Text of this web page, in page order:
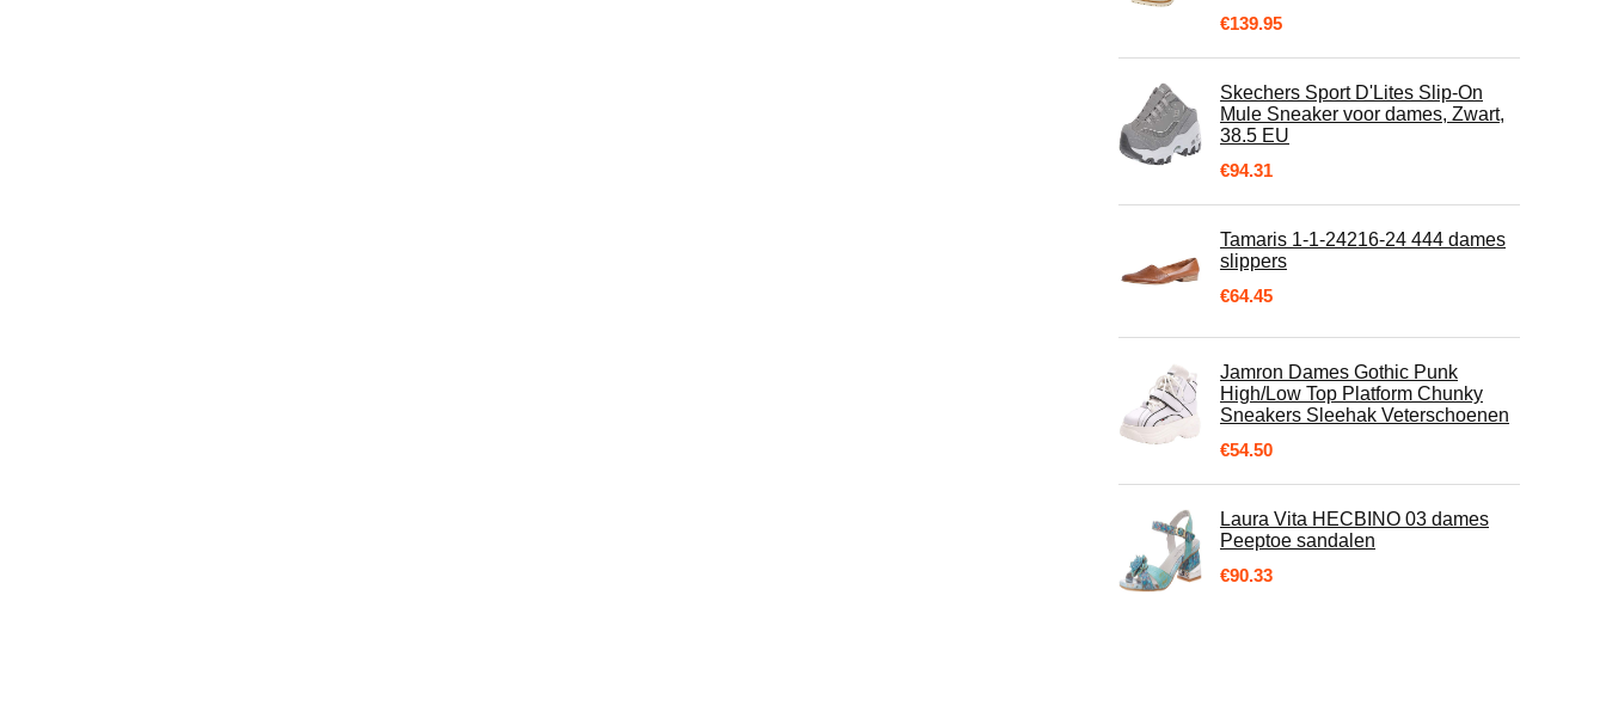
€139.95
Skechers Sport D'Lites Slip-On
Mule Sneaker voor dames, Zwart,
38.5 EU
€94.31
Tamaris 1-1-24216-24 444 dames
slippers
€64.45
Jamron Dames Gothic Punk
High/Low Top Platform Chunky
Sneakers Sleehak Veterschoenen
€54.50
Laura Vita HECBINO 03 dames
Peeptoe sandalen
€90.33